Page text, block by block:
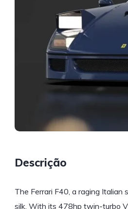
Descrição
The Ferrari F40, a raging
silk. With its 478hp twin-turbo